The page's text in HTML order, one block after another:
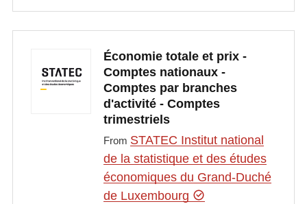
Économie totale et prix -
Comptes nationaux -
Comptes par branches
d'activité - Comptes
trimestriels
From STATEC Institut national
de la statistique et des études
économiques du Grand-Duché
de Luxembourg